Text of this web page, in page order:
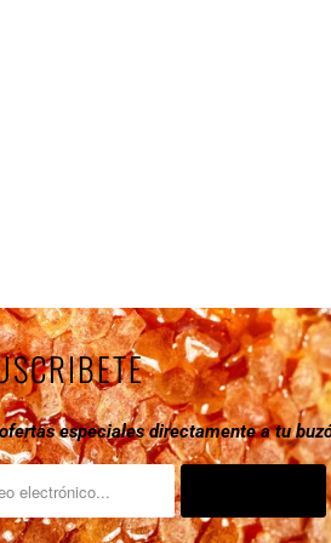
especiales directamente a tu